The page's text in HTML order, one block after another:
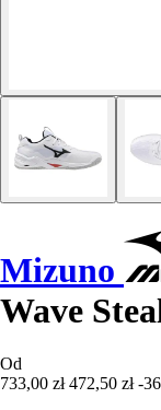
Mizuno
Wave
Od
733,00 zł 472,50 zł -